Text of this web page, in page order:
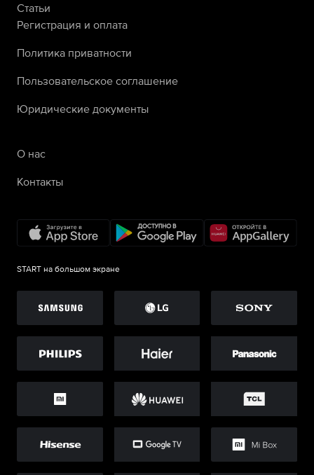
Статьи
Регистрация и оплата
Политика приватности
Пользовательское соглашение
Юридические документы
О нас
Контакты
START на большом экране